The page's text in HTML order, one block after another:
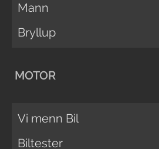
Mann
Bryllup
MOTOR
Vi menn Bil
Biltester